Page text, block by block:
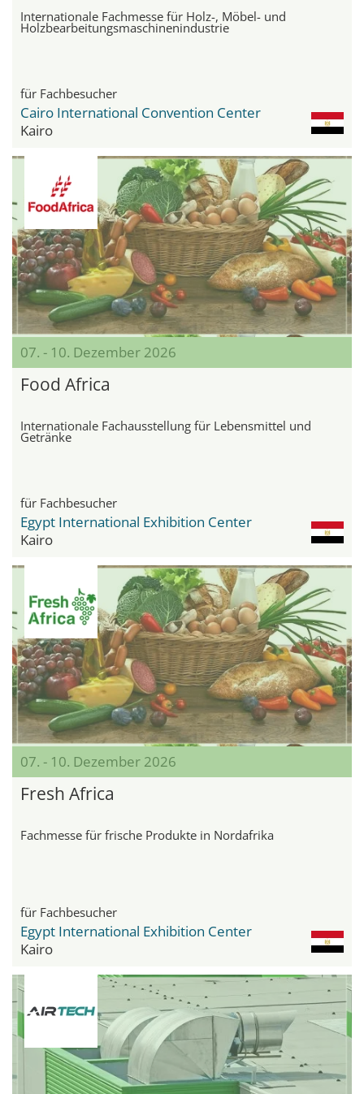
Internationale Fachmesse für Holz-, Möbel- und
Holzbearbeitungsmaschinenindustrie
für Fachbesucher
Cairo International Convention Center
Kairo
07. - 10. Dezember 2026
Food Africa
Internationale Fachausstellung für Lebensmittel und
Getränke
für Fachbesucher
Egypt International Exhibition Center
Kairo
07. - 10. Dezember 2026
Fresh Africa
Fachmesse für frische Produkte in Nordafrika
für Fachbesucher
Egypt International Exhibition Center
Kairo